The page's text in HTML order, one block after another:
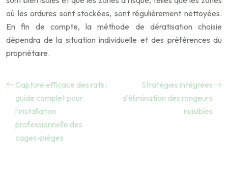
où les ordures sont stockées, sont régulièrement nettoyées.
En fin de compte, la méthode de dératisation choisie
dépendra de la situation individuelle et des préférences du
propriétaire.
Capture efficace des rats :
guide complet pour
l’installation
professionnelle des
cages-pièges
Stratégies intégrées
d’élimination des rongeurs
nuisibles